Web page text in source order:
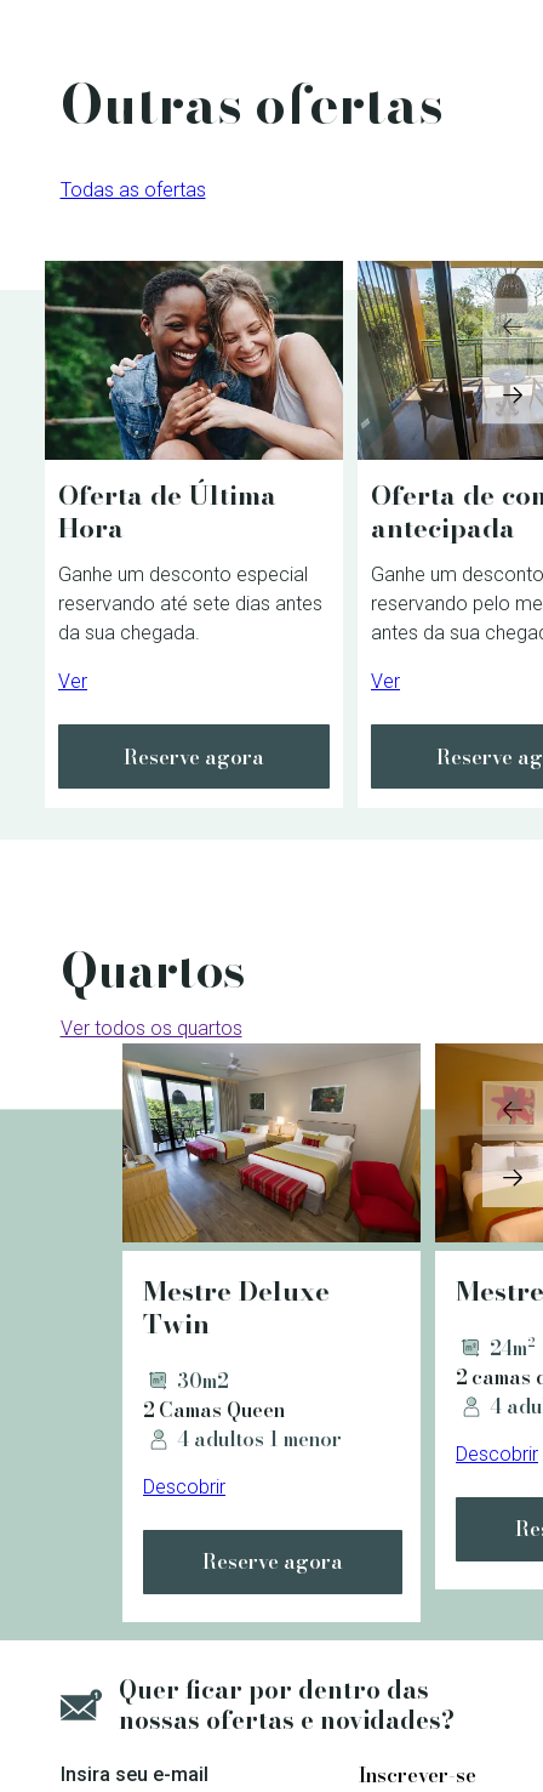
Outras ofertas
Todas as ofertas
Oferta de Última
Hora
Ganhe um desconto especial
reservando até sete dias antes
da sua chegada.
Ver
Reserve agora
Oferta de
antecipada
Ganhe um
reservando pelo
antes da sua
Ver
Reserve
Quartos
Ver todos os quartos
Mestre Deluxe
Twin
30m2
2 Camas Queen
4 adultos 1 menor
Descobrir
Reserve agora
24m²
2 camas
4
Descobrir
Quer ficar por dentro das
nossas ofertas e novidades?
Insira seu e-mail